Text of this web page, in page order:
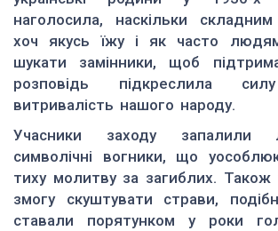
наголосила, наскільки
хоч якусь їжу і як часто
шукати замінники, щоб
розповідь підкреслила
витривалість нашого народу.
Учасники заходу запалили
символічні вогники, що
тиху молитву за загиблих. Також
змогу скуштувати страви,
ставали порятунком у роки